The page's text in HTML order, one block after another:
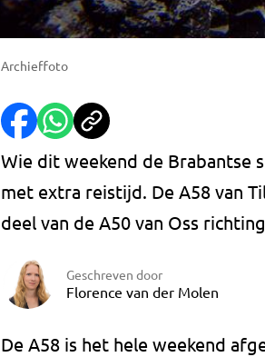
Archieffoto
Wie dit weekend de Brabantse
met extra reistijd. De A58 van
deel van de A50 van Oss
Geschreven door
Florence van der Molen
De A58 is het hele weekend